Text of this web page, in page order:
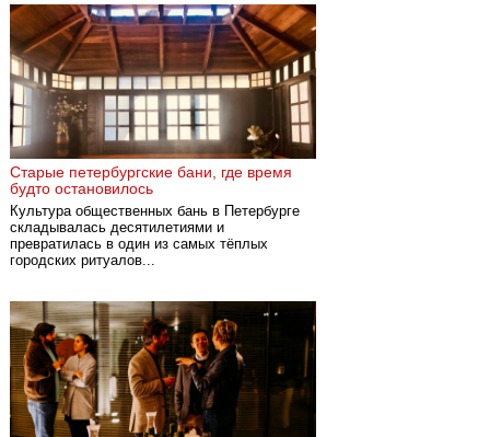
Старые петербургские бани, где время
будто остановилось
Культура общественных бань в Петербурге
складывалась десятилетиями и
превратилась в один из самых тёплых
городских ритуалов...